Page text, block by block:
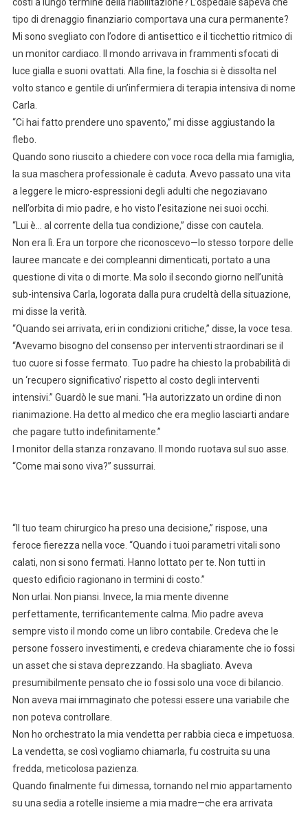
tipo di drenaggio finanziario comportava una cura permanente?
Mi sono svegliato con l’odore di antisettico e il ticchettio ritmico di
un monitor cardiaco. Il mondo arrivava in frammenti sfocati di
luce gialla e suoni ovattati. Alla fine, la foschia si è dissolta nel
volto stanco e gentile di un’infermiera di terapia intensiva di nome
Carla.
“Ci hai fatto prendere uno spavento,” mi disse aggiustando la
flebo.
Quando sono riuscito a chiedere con voce roca della mia famiglia,
la sua maschera professionale è caduta. Avevo passato una vita
a leggere le micro-espressioni degli adulti che negoziavano
nell’orbita di mio padre, e ho visto l’esitazione nei suoi occhi.
“Lui è… al corrente della tua condizione,” disse con cautela.
Non era lì. Era un torpore che riconoscevo—lo stesso torpore delle
lauree mancate e dei compleanni dimenticati, portato a una
questione di vita o di morte. Ma solo il secondo giorno nell’unità
sub-intensiva Carla, logorata dalla pura crudeltà della situazione,
mi disse la verità.
“Quando sei arrivata, eri in condizioni critiche,” disse, la voce tesa.
“Avevamo bisogno del consenso per interventi straordinari se il
tuo cuore si fosse fermato. Tuo padre ha chiesto la probabilità di
un ‘recupero significativo’ rispetto al costo degli interventi
intensivi.” Guardò le sue mani. “Ha autorizzato un ordine di non
rianimazione. Ha detto al medico che era meglio lasciarti andare
che pagare tutto indefinitamente.”
I monitor della stanza ronzavano. Il mondo ruotava sul suo asse.
“Come mai sono viva?” sussurrai.
“Il tuo team chirurgico ha preso una decisione,” rispose, una
feroce fierezza nella voce. “Quando i tuoi parametri vitali sono
calati, non si sono fermati. Hanno lottato per te. Non tutti in
questo edificio ragionano in termini di costo.”
Non urlai. Non piansi. Invece, la mia mente divenne
perfettamente, terrificantemente calma. Mio padre aveva
sempre visto il mondo come un libro contabile. Credeva che le
persone fossero investimenti, e credeva chiaramente che io fossi
un asset che si stava deprezzando. Ha sbagliato. Aveva
presumibilmente pensato che io fossi solo una voce di bilancio.
Non aveva mai immaginato che potessi essere una variabile che
non poteva controllare.
Non ho orchestrato la mia vendetta per rabbia cieca e impetuosa.
La vendetta, se così vogliamo chiamarla, fu costruita su una
fredda, meticolosa pazienza.
Quando finalmente fui dimessa, tornando nel mio appartamento
su una sedia a rotelle insieme a mia madre—che era arrivata